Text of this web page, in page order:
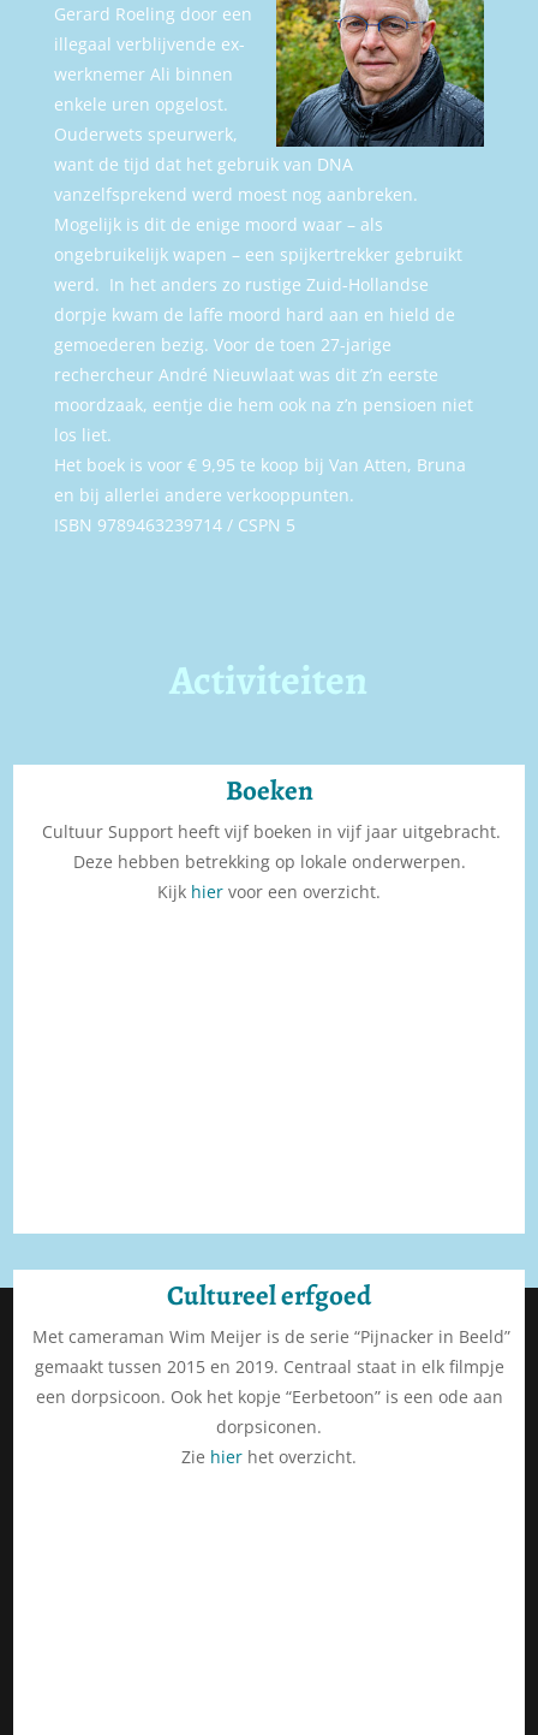
Gerard Roeling door een
illegaal verblijvende ex-
werknemer Ali binnen
enkele uren opgelost.
Ouderwets speurwerk,
want de tijd dat het gebruik van DNA
vanzelfsprekend werd moest nog aanbreken.
Mogelijk is dit de enige moord waar – als
ongebruikelijk wapen – een spijkertrekker gebruikt
werd. In het anders zo rustige Zuid-Hollandse
dorpje kwam de laffe moord hard aan en hield de
gemoederen bezig. Voor de toen 27-jarige
rechercheur André Nieuwlaat was dit z’n eerste
moordzaak, eentje die hem ook na z’n pensioen niet
los liet.
Het boek is voor € 9,95 te koop bij Van Atten, Bruna
en bij allerlei andere verkooppunten.
ISBN 9789463239714 / CSPN 5
Activiteiten
Boeken
Cultuur Support heeft vijf boeken in vijf jaar uitgebracht.
Deze hebben betrekking op lokale onderwerpen.
Kijk hier voor een overzicht.
Cultureel erfgoed
Met cameraman Wim Meijer is de serie “Pijnacker in Beeld”
gemaakt tussen 2015 en 2019. Centraal staat in elk filmpje
een dorpsicoon. Ook het kopje “Eerbetoon” is een ode aan
dorpsiconen.
Zie hier het overzicht.